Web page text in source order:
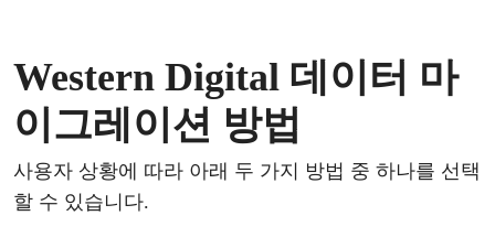
Western Digital 데이터 마
이그레이션 방법
사용자 상황에 따라 아래 두 가지 방법 중 하나를 선택
할 수 있습니다.